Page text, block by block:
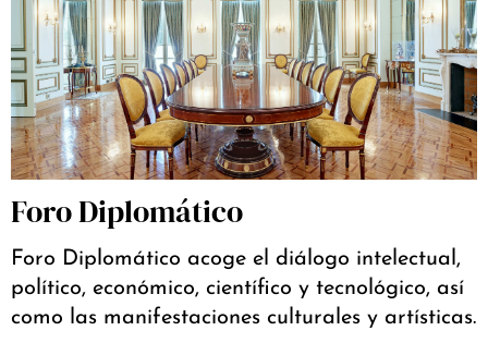
Foro Diplomático
Foro Diplomático acoge el diálogo intelectual,
político, económico, científico y tecnológico, así
como las manifestaciones culturales y artísticas.